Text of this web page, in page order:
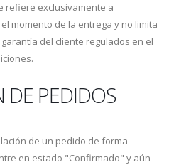
refiere exclusivamente a
momento de la entrega y no limita
del cliente regulados en el
DE PEDIDOS
de un pedido de forma
en estado "Confirmado" y aún